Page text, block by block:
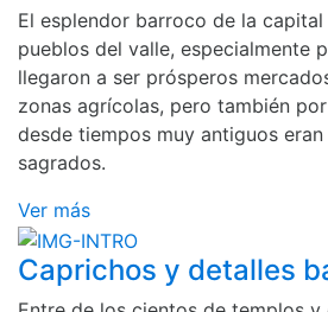
El esplendor barroco de la
pueblos del valle, especialmente
llegaron a ser prósperos
zonas agrícolas, pero también
desde tiempos muy antiguos
sagrados.
Ver más
Caprichos y detalles